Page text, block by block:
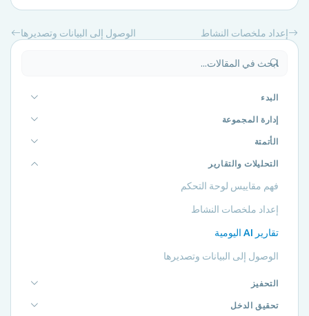
إعداد ملخصات النشاط الوصول إلى البيانات وتصديرها
البدء
إدارة المجموعة
الأتمتة
التحليلات والتقارير
فهم مقاييس لوحة التحكم
إعداد ملخصات النشاط
تقارير AI اليومية
الوصول إلى البيانات وتصديرها
التحفيز
تحقيق الدخل